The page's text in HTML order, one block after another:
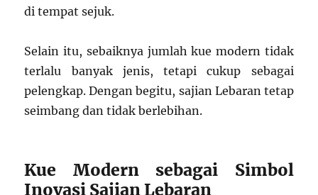
di tempat sejuk.
Selain itu, sebaiknya jumlah kue modern tidak
terlalu banyak jenis, tetapi cukup sebagai
pelengkap. Dengan begitu, sajian Lebaran tetap
seimbang dan tidak berlebihan.
Kue Modern sebagai Simbol
Inovasi Sajian Lebaran